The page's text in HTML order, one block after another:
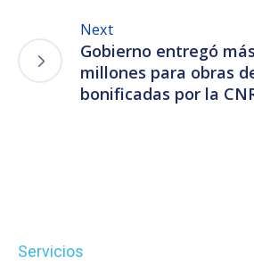
Next
Gobierno entregó
millones para obras
bonificadas por la
Servicios